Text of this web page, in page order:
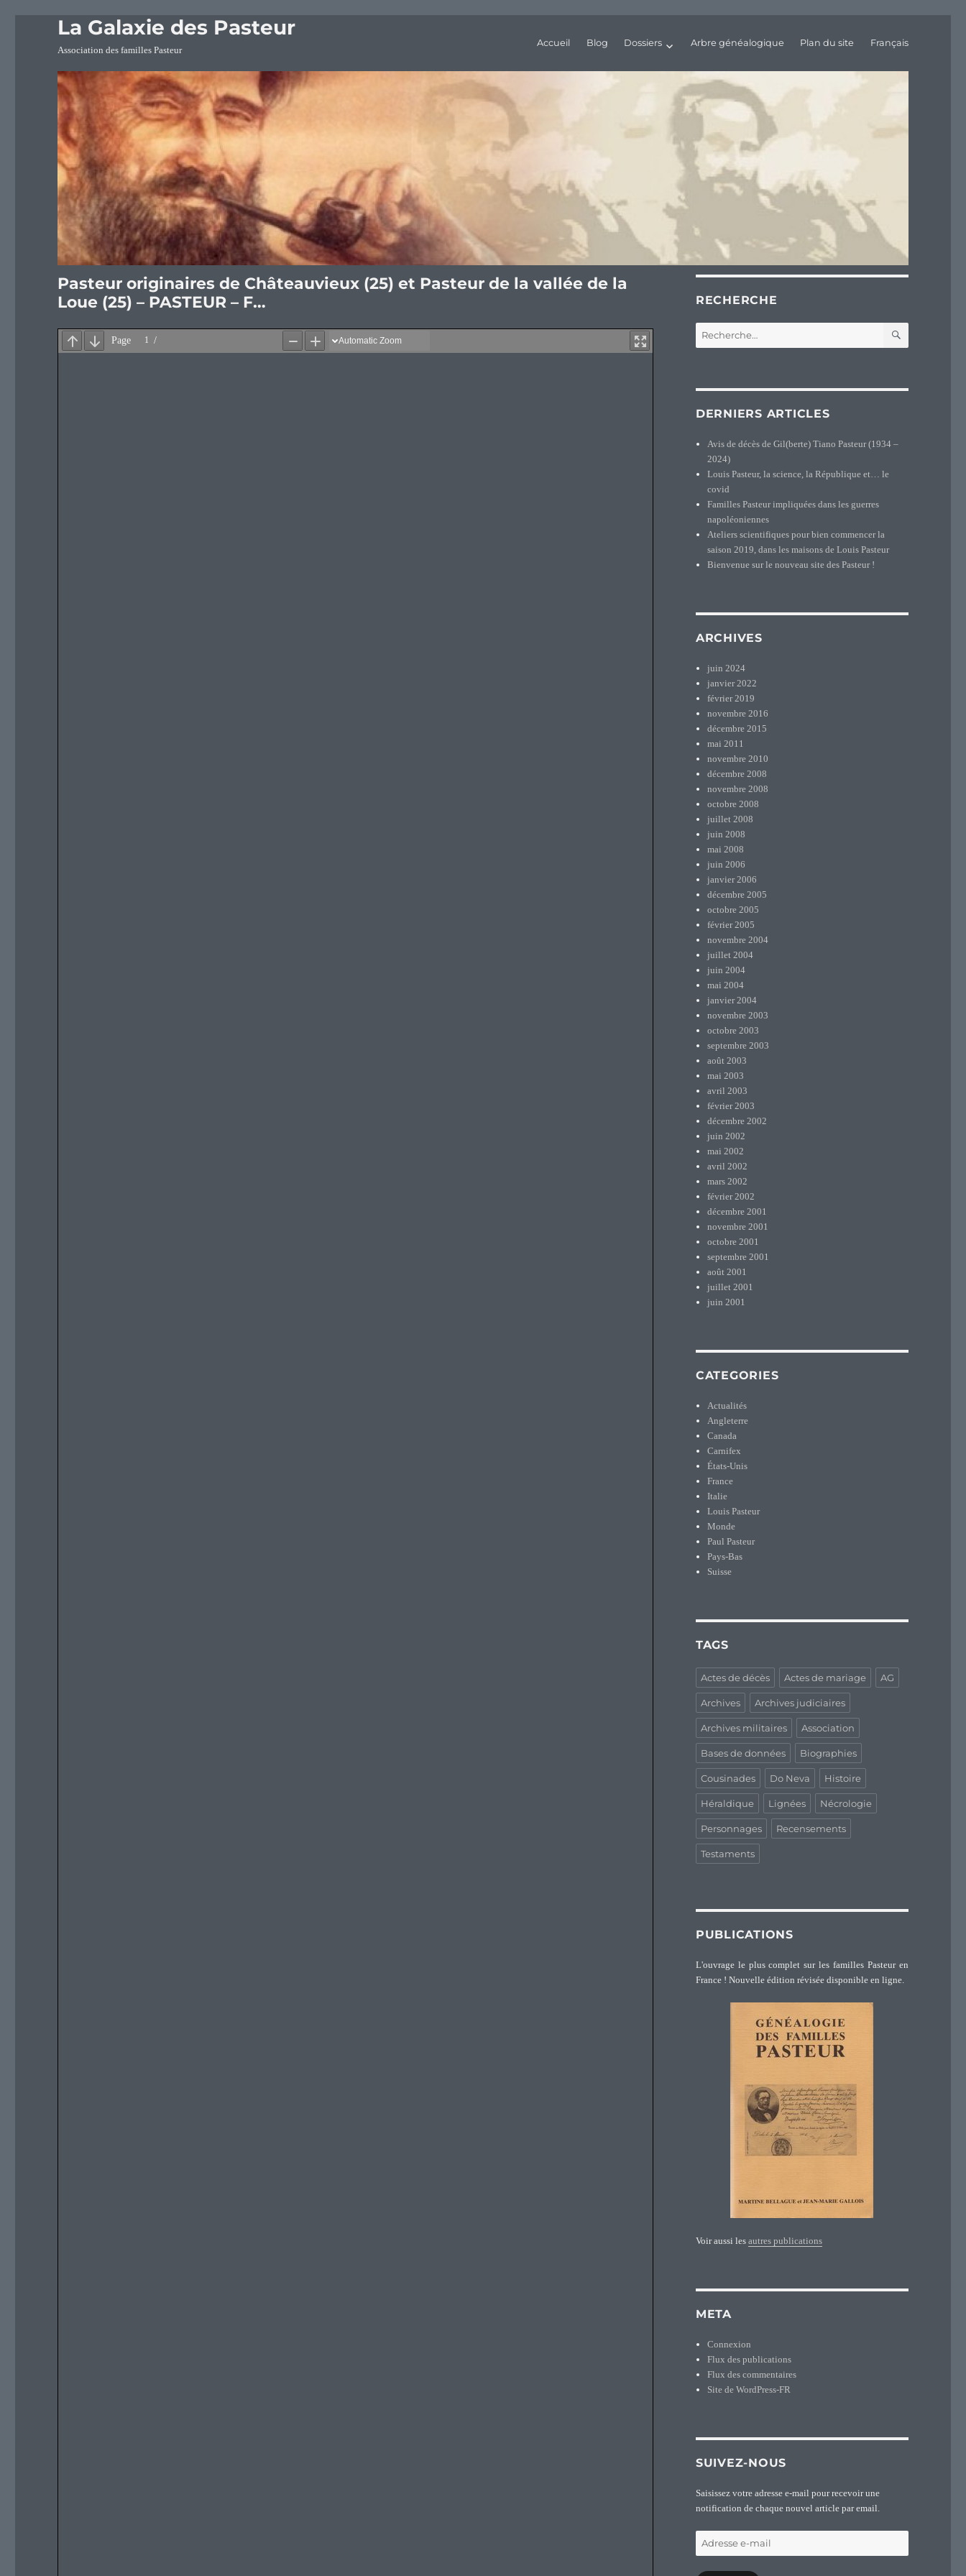
La Galaxie des Pasteur
Association des familles Pasteur
Accueil Blog Dossiers Arbre généalogique Plan du site Français
Pasteur originaires de Châteauvieux (25) et Pasteur de la vallée de la
Loue (25) – PASTEUR – F…
RECHERCHE
Recherche
pour :
DERNIERS ARTICLES
Avis de décès de Gil(berte) Tiano Pasteur (1934 –
2024)
Louis Pasteur, la science, la République et… le
covid
Familles Pasteur impliquées dans les guerres
napoléoniennes
Ateliers scientifiques pour bien commencer la
saison 2019, dans les maisons de Louis Pasteur
Bienvenue sur le nouveau site des Pasteur !
ARCHIVES
juin 2024
janvier 2022
février 2019
novembre 2016
décembre 2015
mai 2011
novembre 2010
décembre 2008
novembre 2008
octobre 2008
juillet 2008
juin 2008
mai 2008
juin 2006
janvier 2006
décembre 2005
octobre 2005
février 2005
novembre 2004
juillet 2004
juin 2004
mai 2004
janvier 2004
novembre 2003
octobre 2003
septembre 2003
août 2003
mai 2003
avril 2003
février 2003
décembre 2002
juin 2002
mai 2002
avril 2002
mars 2002
février 2002
décembre 2001
novembre 2001
octobre 2001
septembre 2001
août 2001
juillet 2001
juin 2001
CATEGORIES
Actualités
Angleterre
Canada
Carnifex
États-Unis
France
Italie
Louis Pasteur
Monde
Paul Pasteur
Pays-Bas
Suisse
TAGS
Actes de décès Actes de mariage AG
Archives Archives judiciaires
Archives militaires Association
Bases de données Biographies
Cousinades Do Neva Histoire
Héraldique Lignées Nécrologie
Personnages Recensements
Testaments
PUBLICATIONS
L'ouvrage le plus complet sur les familles Pasteur en
France ! Nouvelle édition révisée disponible en ligne.
Voir aussi les autres publications
META
Connexion
Flux des publications
Flux des commentaires
Site de WordPress-FR
SUIVEZ-NOUS
Saisissez votre adresse e-mail pour recevoir une
notification de chaque nouvel article par email.
Adresse
e-